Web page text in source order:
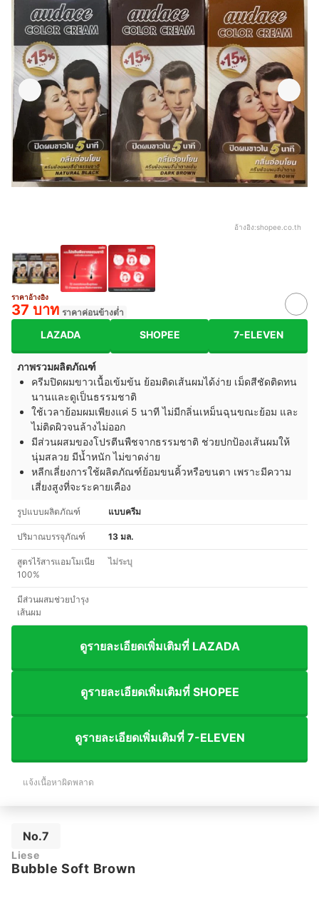
อ้างอิง:shopee.co.th
ราคาอ้างอิง
37 บาท ราคาค่อนข้างต่ำ
LAZADA SHOPEE 7-ELEVEN
ภาพรวมผลิตภัณฑ์
ครีมปิดผมขาวเนื้อเข้มข้น ย้อมติดเส้นผมได้ง่าย เม็ดสีชัดติดทน
นานและดูเป็นธรรมชาติ
ใช้เวลาย้อมผมเพียงแค่ 5 นาที ไม่มีกลิ่นเหม็นฉุนขณะย้อม และ
ไม่ติดผิวจนล้างไม่ออก
มีส่วนผสมของโปรตีนพืชจากธรรมชาติ ช่วยปกป้องเส้นผมให้
นุ่มสลวย มีน้ำหนัก ไม่ขาดง่าย
หลีกเลี่ยงการใช้ผลิตภัณฑ์ย้อมขนคิ้วหรือขนตา เพราะมีความ
เสี่ยงสูงที่จะระคายเคือง
รูปแบบผลิตภัณฑ์ แบบครีม
ปริมาณบรรจุภัณฑ์ 13 มล.
สูตรไร้สารแอมโมเนีย
100%
ไม่ระบุ
มีส่วนผสมช่วยบำรุง
เส้นผม
ดูรายละเอียดเพิ่มเติมที่ LAZADA
ดูรายละเอียดเพิ่มเติมที่ SHOPEE
ดูรายละเอียดเพิ่มเติมที่ 7-ELEVEN
แจ้งเนื้อหาผิดพลาด
No.7
Liese
Bubble Soft Brown